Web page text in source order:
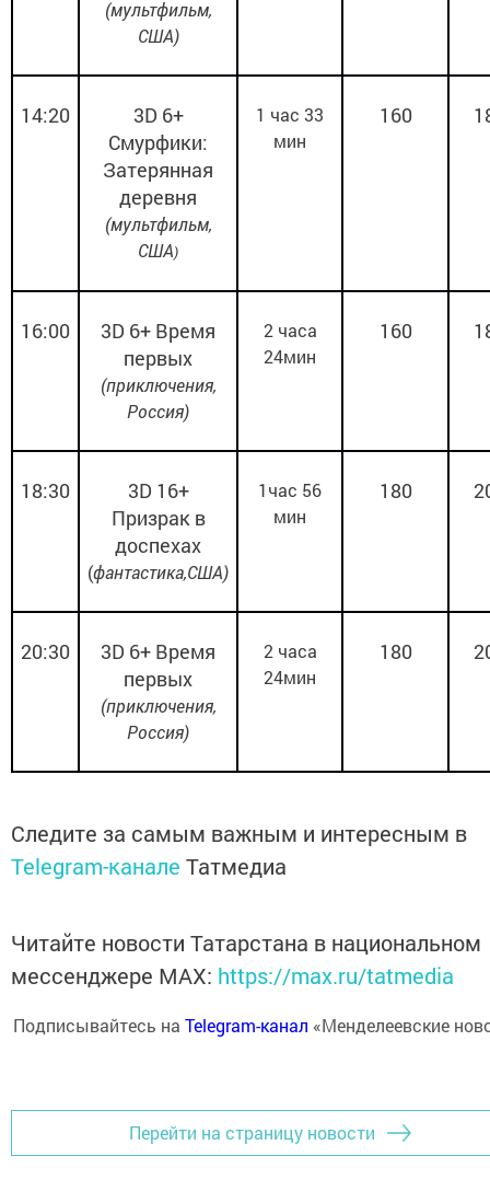
(мультфильм,
США)
14:20 3D 6+
Смурфики:
Затерянная
деревня
(мультфильм,
США)
1 час 33
мин
160
16:00 3D 6+ Время
первых
(приключения,
Россия)
2 часа
24мин
160
18:30 3D 16+
Призрак в
доспехах
(фантастика,США)
1час 56
мин
180
20:30 3D 6+ Время
первых
(приключения,
Россия)
2 часа
24мин
180
Следите за самым важным и интересным в
Telegram-канале Татмедиа
Читайте новости Татарстана в национальном
мессенджере MАХ: https://max.ru/tatmedia
Подписывайтесь на Telegram-канал «Менделеевские
Перейти на страницу новости